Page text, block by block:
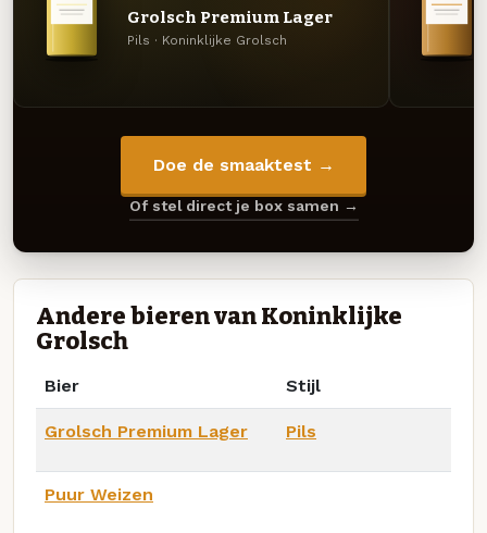
Grolsch Premium Lager
Pils · Koninklijke Grolsch
Doe de smaaktest →
Of stel direct je box samen →
Andere bieren van Koninklijke
Grolsch
Bier Stijl
Grolsch Premium Lager Pils
Puur Weizen